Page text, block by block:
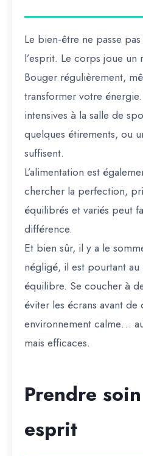
Le bien-être ne passe
l’esprit. Le corps joue un
Bouger régulièrement,
transformer votre
intensives à la salle de
quelques étirements, ou
suffisent.
L’alimentation est
chercher la perfection,
équilibrés et variés peut
différence.
Et bien sûr, il y a le
négligé, il est pourtant
équilibre. Se coucher à
éviter les écrans avant
environnement calme…
mais efficaces.
Prendre
esprit